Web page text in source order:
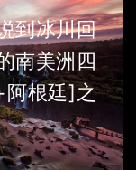
到冰川回
南美洲四
根廷]之